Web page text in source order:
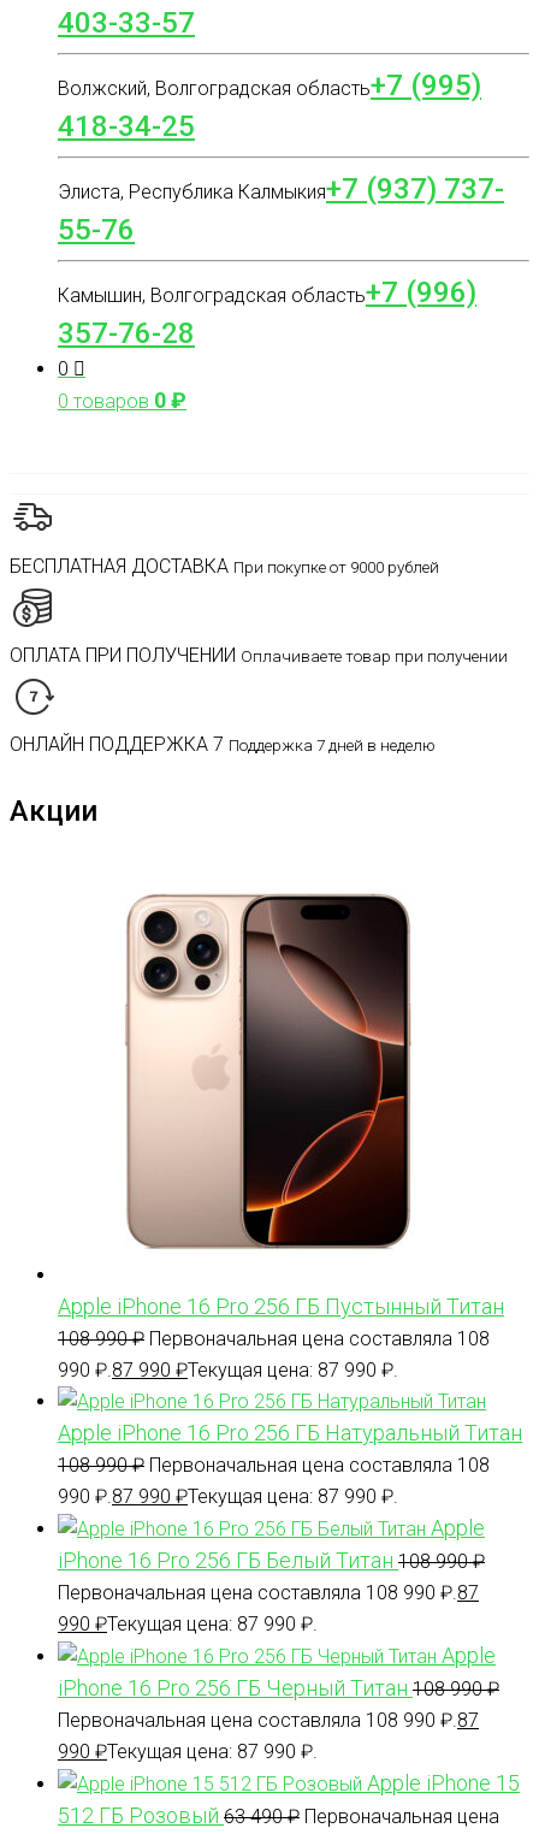
403-33-57
Волжский, Волгоградская область+7 (995)
418-34-25
Элиста, Республика Калмыкия+7 (937) 737-
55-76
Камышин, Волгоградская область+7 (996)
357-76-28
0
0 товаров 0₽
БЕСПЛАТНАЯ ДОСТАВКА При покупке от 9000 рублей
ОПЛАТА ПРИ ПОЛУЧЕНИИ Оплачиваете товар при получении
ОНЛАЙН ПОДДЕРЖКА 7 Поддержка 7 дней в неделю
Акции
Apple iPhone 16 Pro 256 ГБ Пустынный Титан
108 990₽ Первоначальная цена составляла 108
990 ₽. 87 990 ₽Текущая цена: 87 990 ₽.
Apple iPhone 16 Pro 256 ГБ Натуральный Титан
108 990₽ Первоначальная цена составляла 108
990 ₽. 87 990 ₽Текущая цена: 87 990 ₽.
Apple
iPhone 16 Pro 256 ГБ Белый Титан 108 990₽
Первоначальная цена составляла 108 990 ₽. 87
990 ₽Текущая цена: 87 990 ₽.
Apple
iPhone 16 Pro 256 ГБ Черный Титан 108 990₽
Первоначальная цена составляла 108 990 ₽. 87
990 ₽Текущая цена: 87 990 ₽.
Apple iPhone 15
512 ГБ Розовый 63 490₽ Первоначальная цена